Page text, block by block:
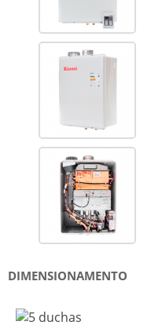
DIMENSIONAMENTO